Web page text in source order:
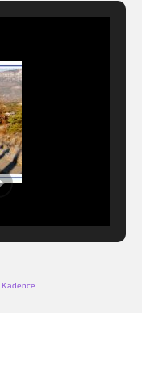
Kadence.